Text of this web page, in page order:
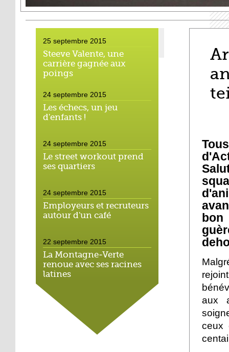
25 septembre 2015
Steeve Valente, une
carrière gagnée aux
poings
24 septembre 2015
Les échecs, un jeu
d'enfants !
24 septembre 2015
Le street workout prend
ses quartiers
24 septembre 2015
Employeurs et recruteurs
autour d'un café
22 septembre 2015
La Montagne-Verte
renoue avec ses racines
latines
22 septembre 2015
Un Carrefour Contact à
l'Elsau courant automne
bon
aux
ceux